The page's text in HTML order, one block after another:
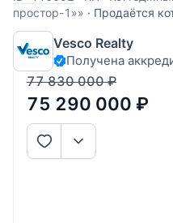
простор-1»» · Продаётся
коттеджном посёлке.
центральные
Участник AREA -
Недвижимости
Vesco Realty
Получена
77 830 000 ₽
75 290 000 ₽